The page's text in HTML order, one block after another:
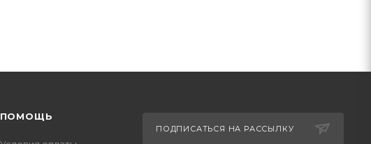
ПОМОЩЬ
ПОДПИСАТЬСЯ НА РАССЫЛКУ